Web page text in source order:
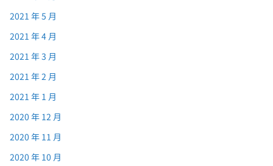
2021 年 5 月
2021 年 4 月
2021 年 3 月
2021 年 2 月
2021 年 1 月
2020 年 12 月
2020 年 11 月
2020 年 10 月